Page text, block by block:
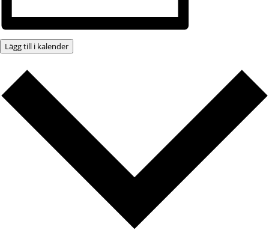
Lägg till i kalender